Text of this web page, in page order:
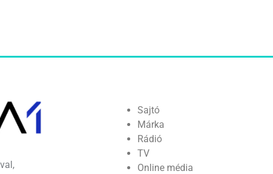
Sajtó
Márka
Rádió
TV
Online média